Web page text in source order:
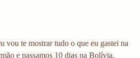
vou te mostrar tudo o que eu gastei na
e passamos 10 dias na Bolívia.